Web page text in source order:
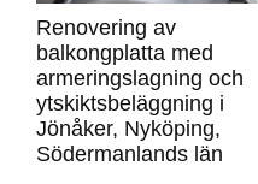
Renovering av
balkongplatta med
armeringslagning och
ytskiktsbeläggning i
Jönåker, Nyköping,
Södermanlands län